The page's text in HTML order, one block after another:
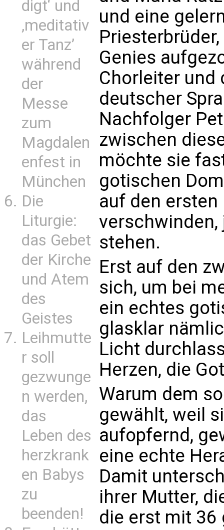
digt‘ und
‚meditativ
er Tanz’
während
der
Messe
zum
Magdalen
enfest in
München
Die
Liturgie:
das Gebet
der Kirche
und Atem
des
Geistes
Leihmutte
r soll
gezwunge
n werden,
das
Leben des
herzkrank
en Babys
zu
beenden!
und eine
Genies
Chorleiter und
deutscher
Nachfolger
zwischen
möchte sie
gotischen
auf den ersten
stehen.
Erst auf den
sich, um bei
ein echtes
glasklar
Licht
Herzen, die
Warum dem
gewählt, weil
aufopfernd,
eine echte
Damit
ihrer Mutter,
die erst mit 36